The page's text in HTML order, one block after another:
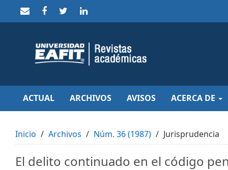
to
Main
Navigation
Content
Sidebar
ACTUAL ARCHIVOS AVISOS ACERCA DE
Inicio Archivos Núm. 36 (1987) Jurisprudencia
El delito continuado en el código